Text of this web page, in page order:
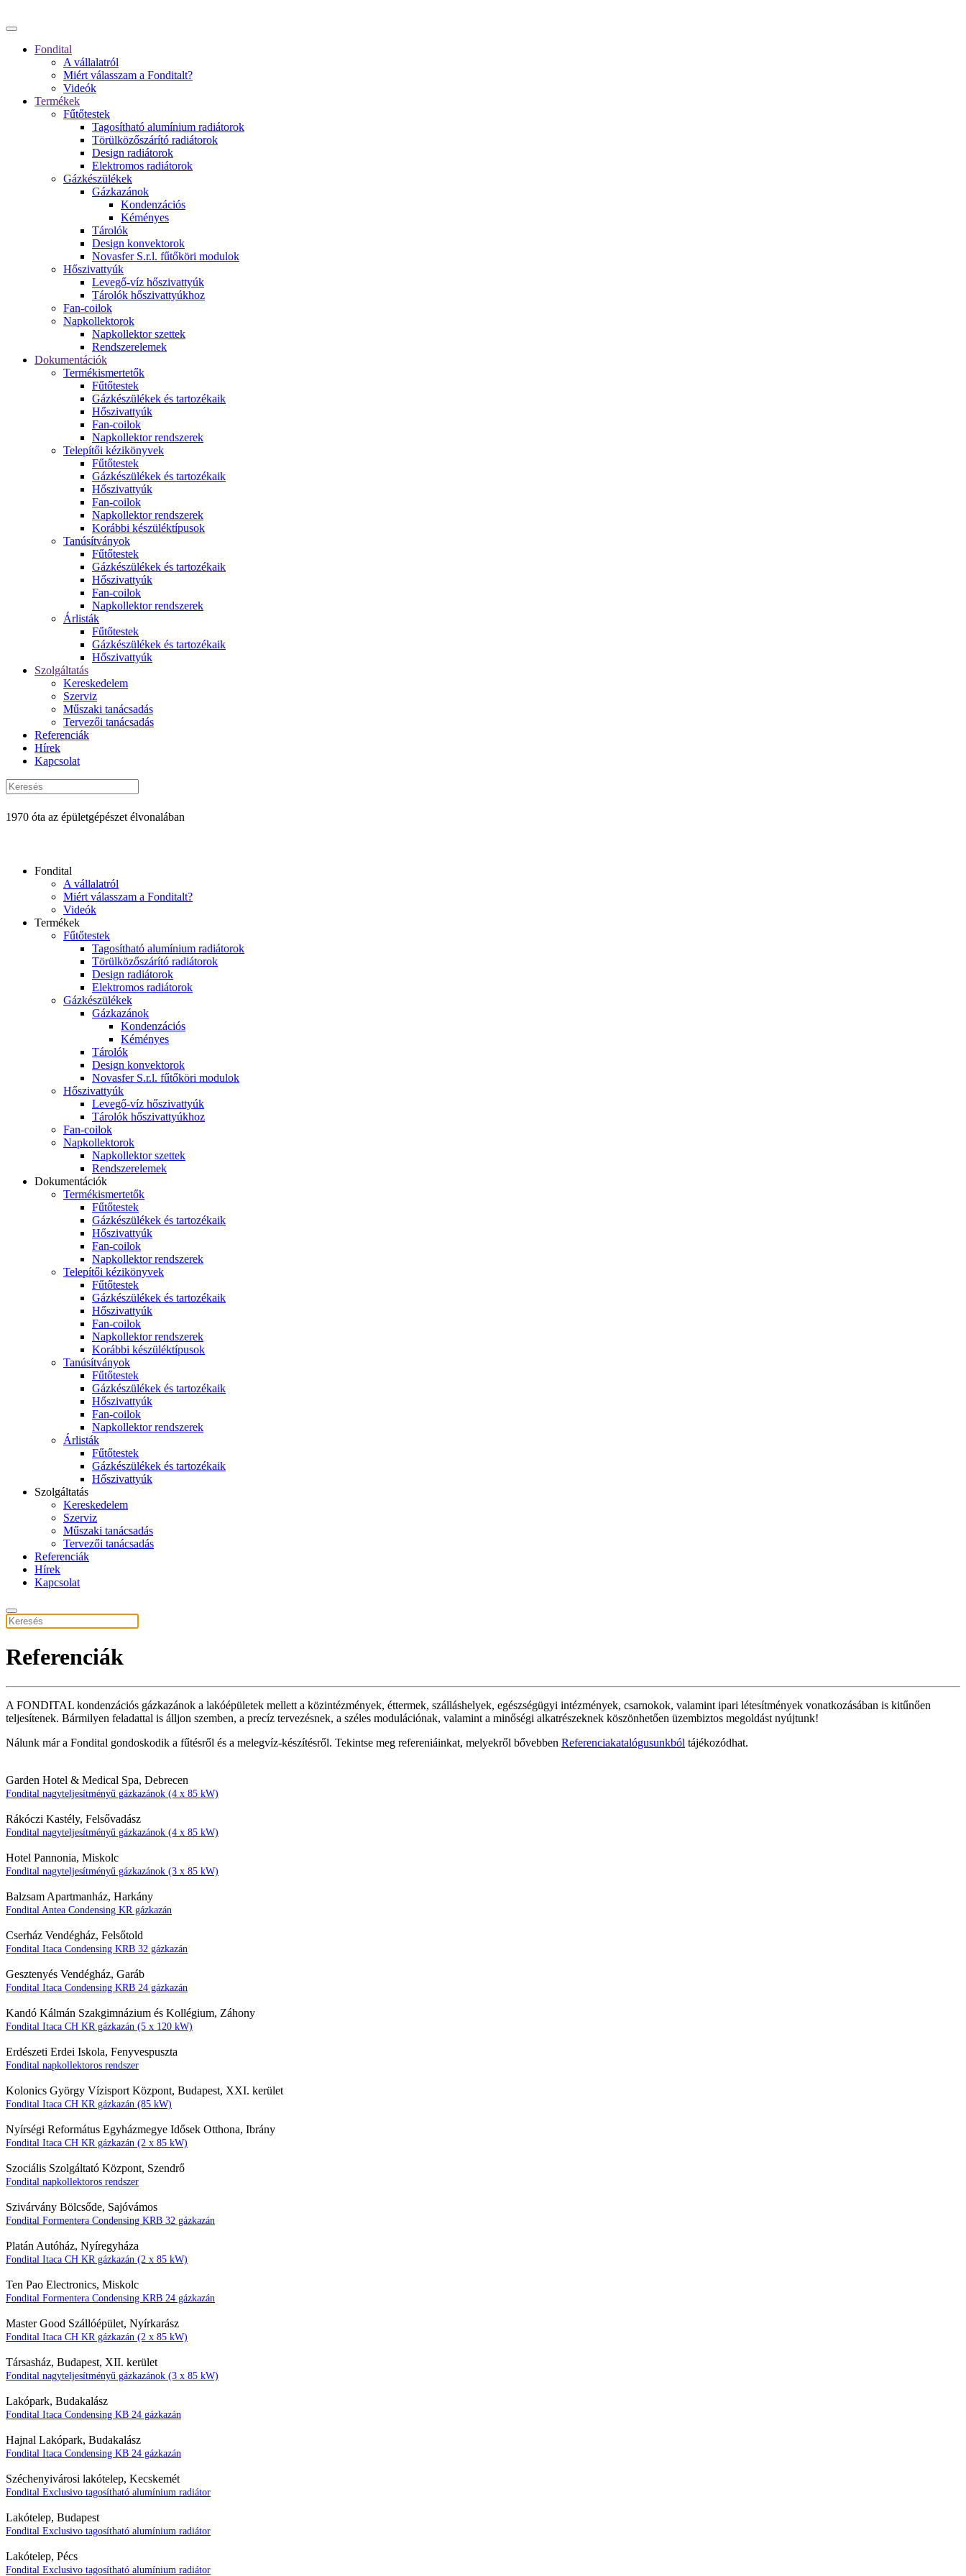
Fondital
A vállalatról
Miért válasszam a Fonditalt?
Videók
Termékek
Fűtőtestek
Tagosítható alumínium radiátorok
Törülközőszárító radiátorok
Design radiátorok
Elektromos radiátorok
Gázkészülékek
Gázkazánok
Kondenzációs
Kéményes
Tárolók
Design konvektorok
Novasfer S.r.l. fűtőköri modulok
Hőszivattyúk
Levegő-víz hőszivattyúk
Tárolók hőszivattyúkhoz
Fan-coilok
Napkollektorok
Napkollektor szettek
Rendszerelemek
Dokumentációk
Termékismertetők
Fűtőtestek
Gázkészülékek és tartozékaik
Hőszivattyúk
Fan-coilok
Napkollektor rendszerek
Telepítői kézikönyvek
Fűtőtestek
Gázkészülékek és tartozékaik
Hőszivattyúk
Fan-coilok
Napkollektor rendszerek
Korábbi készüléktípusok
Tanúsítványok
Fűtőtestek
Gázkészülékek és tartozékaik
Hőszivattyúk
Fan-coilok
Napkollektor rendszerek
Árlisták
Fűtőtestek
Gázkészülékek és tartozékaik
Hőszivattyúk
Szolgáltatás
Kereskedelem
Szerviz
Műszaki tanácsadás
Tervezői tanácsadás
Referenciák
Hírek
Kapcsolat
1970 óta az épületgépészet élvonalában
Fondital
A vállalatról
Miért válasszam a Fonditalt?
Videók
Termékek
Fűtőtestek
Tagosítható alumínium radiátorok
Törülközőszárító radiátorok
Design radiátorok
Elektromos radiátorok
Gázkészülékek
Gázkazánok
Kondenzációs
Kéményes
Tárolók
Design konvektorok
Novasfer S.r.l. fűtőköri modulok
Hőszivattyúk
Levegő-víz hőszivattyúk
Tárolók hőszivattyúkhoz
Fan-coilok
Napkollektorok
Napkollektor szettek
Rendszerelemek
Dokumentációk
Termékismertetők
Fűtőtestek
Gázkészülékek és tartozékaik
Hőszivattyúk
Fan-coilok
Napkollektor rendszerek
Telepítői kézikönyvek
Fűtőtestek
Gázkészülékek és tartozékaik
Hőszivattyúk
Fan-coilok
Napkollektor rendszerek
Korábbi készüléktípusok
Tanúsítványok
Fűtőtestek
Gázkészülékek és tartozékaik
Hőszivattyúk
Fan-coilok
Napkollektor rendszerek
Árlisták
Fűtőtestek
Gázkészülékek és tartozékaik
Hőszivattyúk
Szolgáltatás
Kereskedelem
Szerviz
Műszaki tanácsadás
Tervezői tanácsadás
Referenciák
Hírek
Kapcsolat
Referenciák
A FONDITAL kondenzációs gázkazánok a lakóépületek mellett a közintézmények, éttermek, szálláshelyek, egészségügyi intézmények, csarnokok, valamint ipari létesítmények vonatkozásában is kitűnően
teljesítenek. Bármilyen feladattal is álljon szemben, a precíz tervezésnek, a széles modulációnak, valamint a minőségi alkatrészeknek köszönhetően üzembiztos megoldást nyújtunk!
Nálunk már a Fondital gondoskodik a fűtésről és a melegvíz-készítésről. Tekintse meg refereniáinkat, melyekről bővebben Referenciakatalógusunkból tájékozódhat.
Garden Hotel & Medical Spa, Debrecen
Fondital nagyteljesítményű gázkazánok (4 x 85 kW)
Rákóczi Kastély, Felsővadász
Fondital nagyteljesítményű gázkazánok (4 x 85 kW)
Hotel Pannonia, Miskolc
Fondital nagyteljesítményű gázkazánok (3 x 85 kW)
Balzsam Apartmanház, Harkány
Fondital Antea Condensing KR gázkazán
Cserház Vendégház, Felsőtold
Fondital Itaca Condensing KRB 32 gázkazán
Gesztenyés Vendégház, Garáb
Fondital Itaca Condensing KRB 24 gázkazán
Kandó Kálmán Szakgimnázium és Kollégium, Záhony
Fondital Itaca CH KR gázkazán (5 x 120 kW)
Erdészeti Erdei Iskola, Fenyvespuszta
Fondital napkollektoros rendszer
Kolonics György Vízisport Központ, Budapest, XXI. kerület
Fondital Itaca CH KR gázkazán (85 kW)
Nyírségi Református Egyházmegye Idősek Otthona, Ibrány
Fondital Itaca CH KR gázkazán (2 x 85 kW)
Szociális Szolgáltató Központ, Szendrő
Fondital napkollektoros rendszer
Szivárvány Bölcsőde, Sajóvámos
Fondital Formentera Condensing KRB 32 gázkazán
Platán Autóház, Nyíregyháza
Fondital Itaca CH KR gázkazán (2 x 85 kW)
Ten Pao Electronics, Miskolc
Fondital Formentera Condensing KRB 24 gázkazán
Master Good Szállóépület, Nyírkarász
Fondital Itaca CH KR gázkazán (2 x 85 kW)
Társasház, Budapest, XII. kerület
Fondital nagyteljesítményű gázkazánok (3 x 85 kW)
Lakópark, Budakalász
Fondital Itaca Condensing KB 24 gázkazán
Hajnal Lakópark, Budakalász
Fondital Itaca Condensing KB 24 gázkazán
Széchenyivárosi lakótelep, Kecskemét
Fondital Exclusivo tagosítható alumínium radiátor
Lakótelep, Budapest
Fondital Exclusivo tagosítható alumínium radiátor
Lakótelep, Pécs
Fondital Exclusivo tagosítható alumínium radiátor